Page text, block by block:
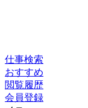
仕事検索
おすすめ
閲覧履歴
会員登録